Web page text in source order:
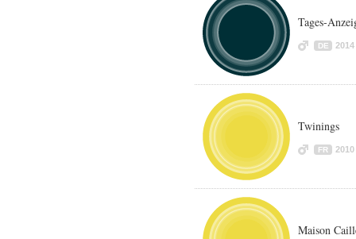
Tages-
DE 2014
Twinings
FR 2010
Maison